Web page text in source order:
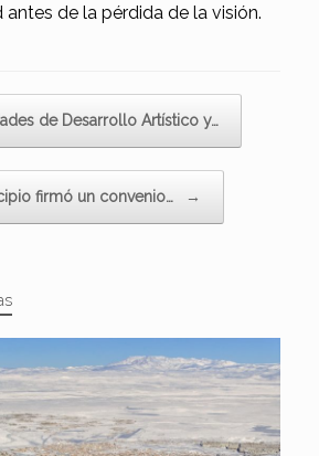
de la pérdida de la visión.
de Desarrollo Artístico y…
firmó un convenio… →